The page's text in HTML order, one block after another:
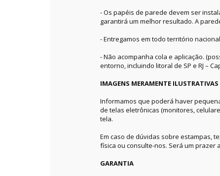
- Os papéis de parede devem ser
garantirá um melhor resultado. A
- Entregamos em todo território
- Não acompanha cola e aplicação.
entorno, incluindo litoral de SP e RJ –
IMAGENS MERAMENTE ILUSTRATIVAS
Informamos que poderá haver
de telas eletrônicas (monitores,
tela.
Em caso de dúvidas sobre estampas,
física ou consulte-nos. Será um prazer
GARANTIA